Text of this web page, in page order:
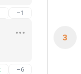
–1
–6
3